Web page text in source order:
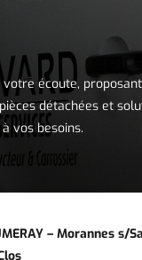
votre écoute, proposant
détachées et
vos besoins.
– Morannes s/